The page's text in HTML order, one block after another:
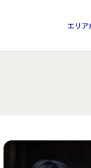
エリア